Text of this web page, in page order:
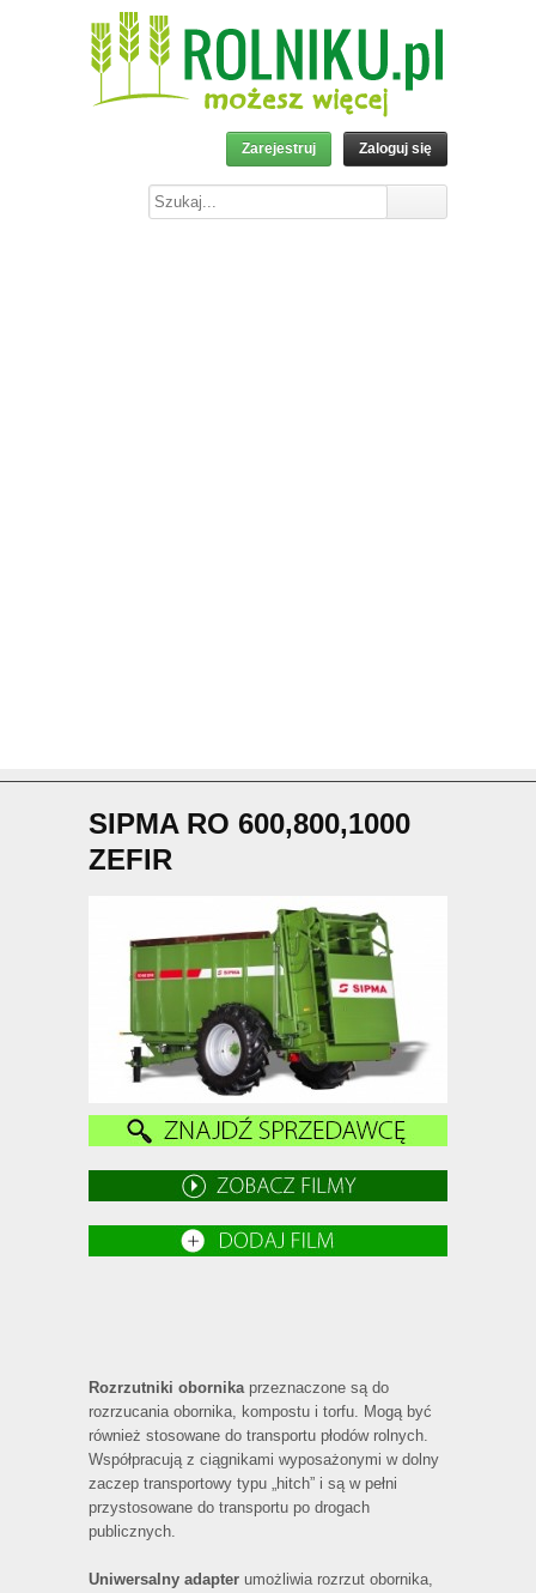
Zarejestruj Zaloguj się
SIPMA RO 600,800,1000
ZEFIR
Rozrzutniki obornikaprzeznaczone są do
rozrzucania obornika, kompostu i torfu. Mogą być
również stosowane do transportu płodów rolnych.
Współpracują z ciągnikami wyposażonymi w dolny
zaczep transportowy typu „hitch” i są w pełni
przystosowane do transportu po drogach
publicznych.
Uniwersalny adapter umożliwia rozrzut obornika,